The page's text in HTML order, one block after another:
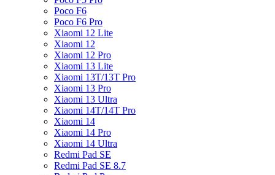
Poco F6
Poco F6 Pro
Xiaomi 12 Lite
Xiaomi 12
Xiaomi 12 Pro
Xiaomi 13 Lite
Xiaomi 13T/13T Pro
Xiaomi 13 Pro
Xiaomi 13 Ultra
Xiaomi 14T/14T Pro
Xiaomi 14
Xiaomi 14 Pro
Xiaomi 14 Ultra
Redmi Pad SE
Redmi Pad SE 8.7